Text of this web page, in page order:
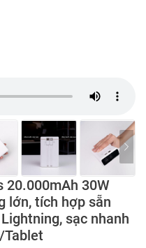
20.000mAh 30W
lớn, tích hợp sẵn
sạc nhanh
Tablet